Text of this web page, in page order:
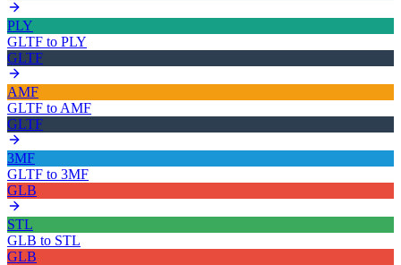
PLY
GLTF to PLY
GLTF
AMF
GLTF to AMF
GLTF
3MF
GLTF to 3MF
GLB
STL
GLB to STL
GLB